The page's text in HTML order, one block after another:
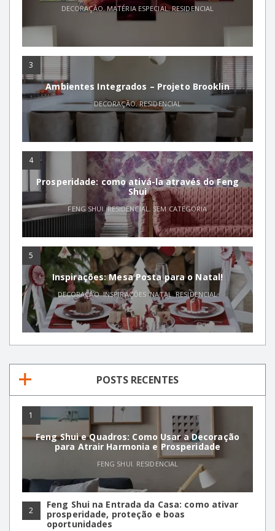
DECORAÇÃO,MATÉRIA ESPECIAL,RESIDENCIAL
3
Ambientes Integrados – Projeto Brooklin
DECORAÇÃO,RESIDENCIAL
4
Prosperidade: como ativá-la através do Feng
Shui
FENG SHUI,RESIDENCIAL,SEM CATEGORIA
5
Inspirações: Mesa Posta para o Natal!
DECORAÇÃO,INSPIRAÇÕES ,NATAL,RESIDENCIAL
POSTS RECENTES
1
Feng Shui e Quadros: Como Usar a Decoração
para Atrair Harmonia e Prosperidade
FENG SHUI, RESIDENCIAL
2
Feng Shui na Entrada da Casa: como ativar
prosperidade, proteção e boas
oportunidades